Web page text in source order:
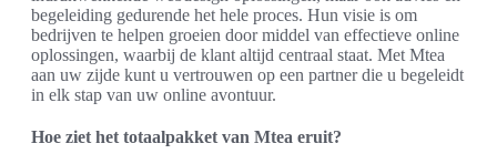
begeleiding gedurende het hele proces. Hun visie is om
bedrijven te helpen groeien door middel van effectieve online
oplossingen, waarbij de klant altijd centraal staat. Met Mtea
aan uw zijde kunt u vertrouwen op een partner die u begeleidt
in elk stap van uw online avontuur.
Hoe ziet het totaalpakket van Mtea eruit?